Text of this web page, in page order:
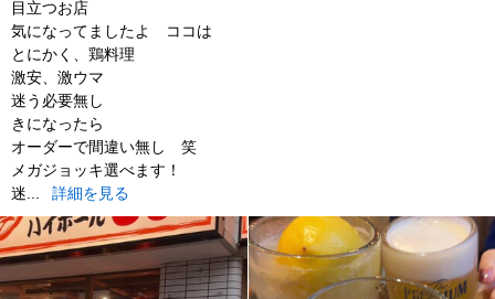
目立つお店
気になってましたよ ココは
とにかく、鶏料理
激安、激ウマ
迷う必要無し
きになったら
オーダーで間違い無し 笑
メガジョッキ選べます！
迷...
詳細を見る